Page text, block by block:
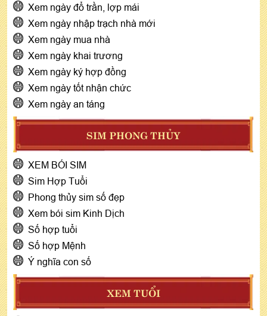
Xem ngày đổ trần, lợp mái
Xem ngày nhập trạch nhà mới
Xem ngày mua nhà
Xem ngày khai trương
Xem ngày ký hợp đồng
Xem ngày tốt nhận chức
Xem ngày an táng
SIM PHONG THỦY
XEM BÓI SIM
Sim Hợp Tuổi
Phong thủy sim số đẹp
Xem bói sim Kinh Dịch
Số hợp tuổi
Số hợp Mệnh
Ý nghĩa con số
XEM TUỔI